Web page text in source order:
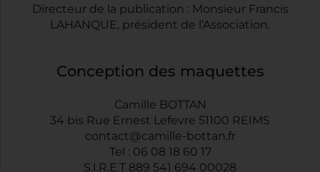
Directeur de la publication : Monsieur Francis
LAHANQUE, président de l’Association.
Conception des maquettes
Camille BOTTAN
34 bis Rue Ernest Lefevre 51100 REIMS
contact@camille-bottan.fr
Tel : 06 08 18 60 17
S.I.R.E.T 889 541 694 00028